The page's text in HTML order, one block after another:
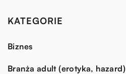
KATEGORIE
Biznes
Branża adult (erotyka, hazard)